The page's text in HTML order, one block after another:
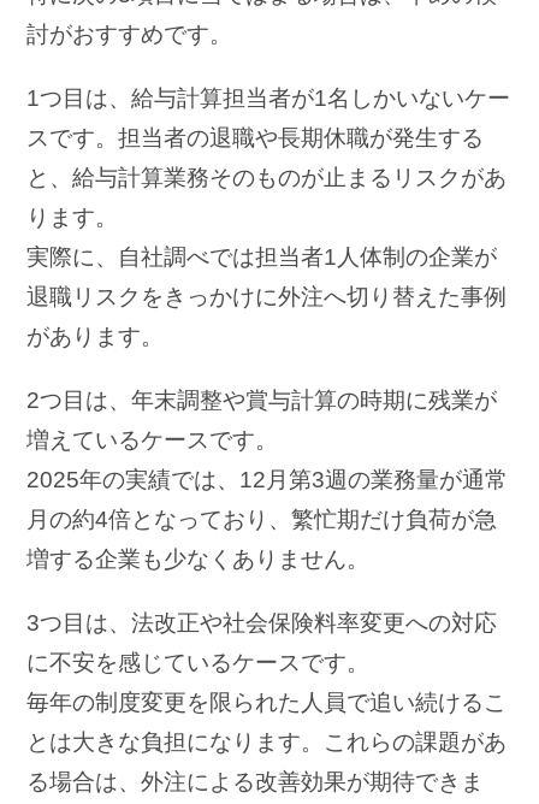
討がおすすめです。
1つ目は、給与計算担当者が1名しかいないケー
スです。担当者の退職や長期休職が発生する
と、給与計算業務そのものが止まるリスクがあ
ります。
実際に、自社調べでは担当者1人体制の企業が
退職リスクをきっかけに外注へ切り替えた事例
があります。
2つ目は、年末調整や賞与計算の時期に残業が
増えているケースです。
2025年の実績では、12月第3週の業務量が通常
月の約4倍となっており、繁忙期だけ負荷が急
増する企業も少なくありません。
3つ目は、法改正や社会保険料率変更への対応
に不安を感じているケースです。
毎年の制度変更を限られた人員で追い続けるこ
とは大きな負担になります。これらの課題があ
る場合は、外注による改善効果が期待できま